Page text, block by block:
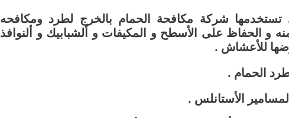
تستخدمها شركة مكافحة الحمام بالخرج لطرد ومكافحه
و الحفاظ على الأسطح و المكيفات و ألشبابيك و ألنوافذ
للأعشاش .